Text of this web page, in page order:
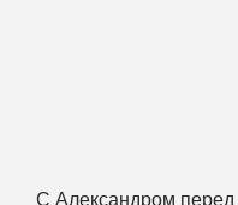
С Александром перед